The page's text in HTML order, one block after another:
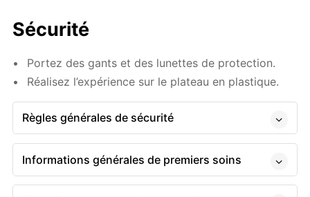
Sécurité
Portez des gants et des lunettes de protection.
Réalisez l’expérience sur le plateau en plastique.
Règles générales de sécurité
Informations générales de premiers soins